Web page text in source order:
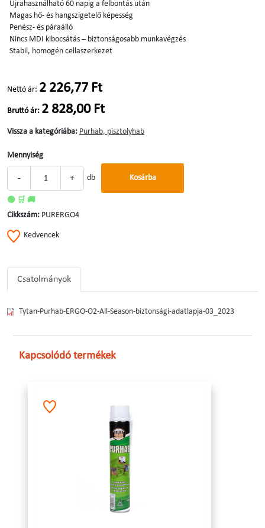
Újrahasználható 60 napig a felbontás után
Magas hő- és hangszigetelő képesség
Penész- és páraálló
Nincs MDI kibocsátás – biztonságosabb munkavégzés
Stabil, homogén cellaszerkezet
Nettó ár: 2 226,77 Ft
Bruttó ár: 2 828,00 Ft
Vissza a kategóriába: Purhab, pisztolyhab
Mennyiség
- + db Kosárba
🟢 🛒 🚚
Cikkszám: PURERGO4
Kedvencek
Csatolmányok
Tytan-Purhab-ERGO-O2-All-Season-biztonsági-adatlapja-03_2023
Kapcsolódó termékek